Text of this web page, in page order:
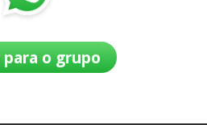
o grupo